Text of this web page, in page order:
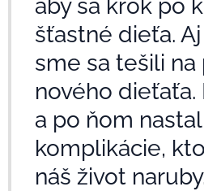
aby sa krok po
šťastné dieťa.
sme sa tešili na
nového
a po ňom
komplikácie,
náš život